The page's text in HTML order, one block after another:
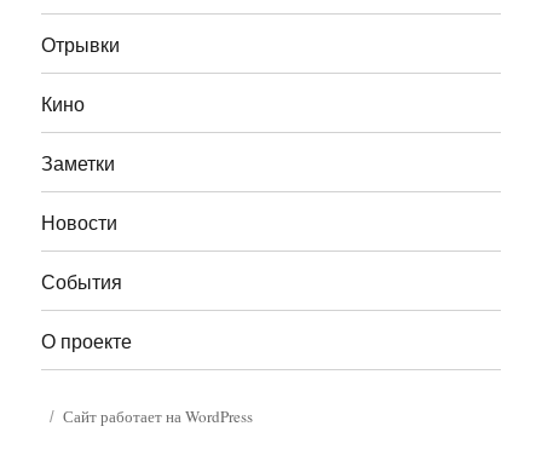
Отрывки
Кино
Заметки
Новости
События
О проекте
Сайт работает на WordPress